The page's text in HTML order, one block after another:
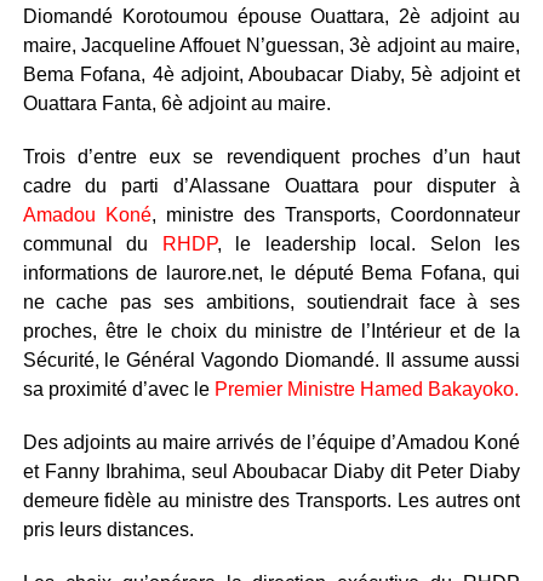
Diomandé Korotoumou épouse Ouattara, 2è adjoint au
maire, Jacqueline Affouet N’guessan, 3è adjoint au maire,
Bema Fofana, 4è adjoint, Aboubacar Diaby, 5è adjoint et
Ouattara Fanta, 6è adjoint au maire.
Trois d’entre eux se revendiquent proches d’un haut
cadre du parti d’Alassane Ouattara pour disputer à
Amadou Koné, ministre des Transports, Coordonnateur
communal du
RHDP, le leadership local. Selon les
informations de laurore.net, le député Bema Fofana, qui
ne cache pas ses ambitions, soutiendrait face à ses
proches, être le choix du ministre de l’Intérieur et de la
Sécurité, le Général Vagondo Diomandé. Il assume aussi
sa proximité d’avec le Premier Ministre Hamed Bakayoko.
Des adjoints au maire arrivés de l’équipe d’Amadou Koné
et Fanny Ibrahima, seul Aboubacar Diaby dit Peter Diaby
demeure fidèle au ministre des Transports. Les autres ont
pris leurs distances.